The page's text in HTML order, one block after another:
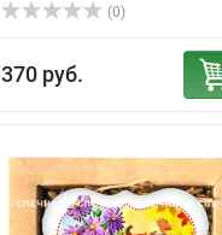
(0)
370 руб.